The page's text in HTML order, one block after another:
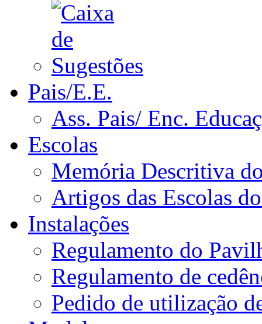
Pais/E.E.
Ass. Pais/ Enc.
Escolas
Memória Descritiva
Artigos das Escolas
Instalações
Regulamento do
Regulamento de
Pedido de utilização